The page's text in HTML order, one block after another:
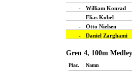
- William Konrad
-
Elias Kobel
-
Otto Nielsen
-
Daniel Zarghami
Gren 4, 100m
Plac. Namn